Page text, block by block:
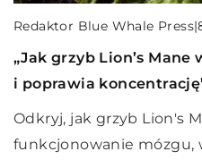
Redaktor Blue Whale Press|
Jak zachować spokojną
egzaminacyjnej na
W tym artykule
strategii, które pomogą
Redaktor Blue Whale Press|
„Jak grzyb Lion’s
i poprawia
Odkryj, jak grzyb Lion's
funkcjonowanie mózgu,
Redaktor Blue Whale Press|
Jakie korzyści przynosi
dostawy paczek dla e-
Dowiedz się, jak
może